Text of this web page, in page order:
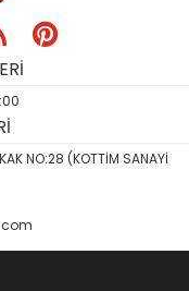
NO:28 (KOTTİM SANAYİ